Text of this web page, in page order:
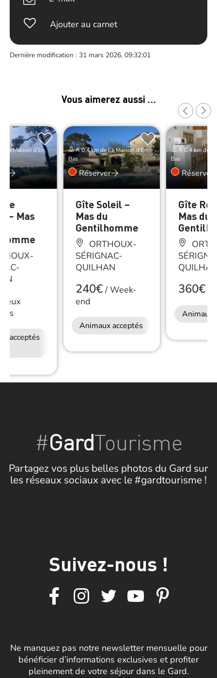
Ajouter au carnet
Dernière modification : 31 mars 2026, 09:32:01
Vous aimerez aussi …
La Maison d’En
– Mas
acceptés Petit déjeuner
Accès Internet
Wifi
À 0.4 km de La Maison d’En
Bas
Réserver
Gîte Soleil –
Mas du
Gentilhomme
ORTHOUX-
SÉRIGNAC-
QUILHAN
240€/Week-
end
Animaux acceptés
À 0.4 km de
Bas
Réserver
Gîte
Mas du
360€/
Animaux
#GardTourisme
Partagez vos plus belles photos du Gard sur
les réseaux sociaux avec le #gardtourisme !
Suivez-nous !
Ne manquez pas notre newsletter mensuelle pour
bénéficier d’informations exclusives et profiter
pleinement de votre séjour dans le Gard.